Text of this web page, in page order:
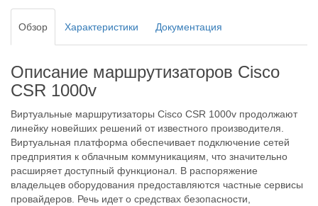
Обзор Характеристики Документация
Описание маршрутизаторов Cisco
CSR 1000v
Виртуальные маршрутизаторы Cisco CSR 1000v продолжают
линейку новейших решений от известного производителя.
Виртуальная платформа обеспечивает подключение сетей
предприятия к облачным коммуникациям, что значительно
расширяет доступный функционал. В распоряжение
владельцев оборудования предоставляются частные сервисы
провайдеров. Речь идет о средствах безопасности,